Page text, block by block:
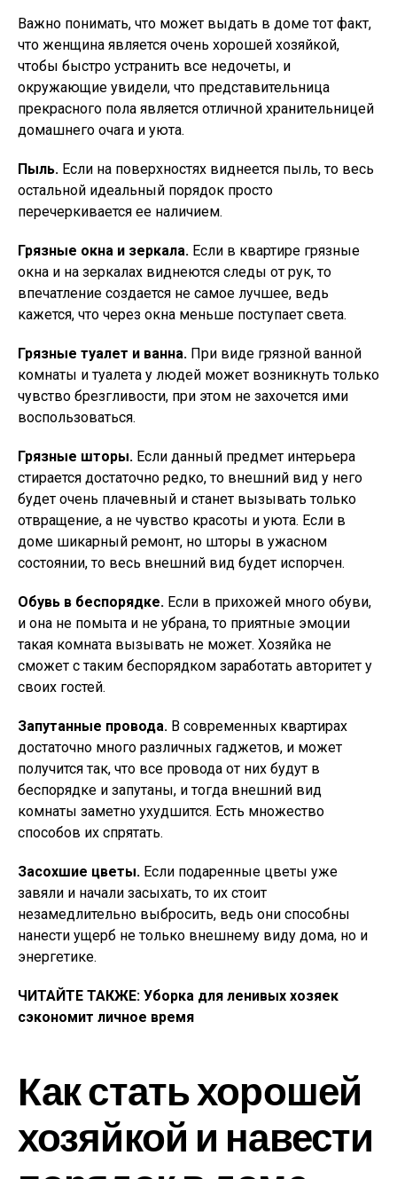
Важно понимать, что может выдать в доме тот факт,
что женщина является очень хорошей хозяйкой,
чтобы быстро устранить все недочеты, и
окружающие увидели, что представительница
прекрасного пола является отличной хранительницей
домашнего очага и уюта.
Пыль. Если на поверхностях виднеется пыль, то весь
остальной идеальный порядок просто
перечеркивается ее наличием.
Грязные окна и зеркала. Если в квартире грязные
окна и на зеркалах виднеются следы от рук, то
впечатление создается не самое лучшее, ведь
кажется, что через окна меньше поступает света.
Грязные туалет и ванна. При виде грязной ванной
комнаты и туалета у людей может возникнуть только
чувство брезгливости, при этом не захочется ими
воспользоваться.
Грязные шторы. Если данный предмет интерьера
стирается достаточно редко, то внешний вид у него
будет очень плачевный и станет вызывать только
отвращение, а не чувство красоты и уюта. Если в
доме шикарный ремонт, но шторы в ужасном
состоянии, то весь внешний вид будет испорчен.
Обувь в беспорядке. Если в прихожей много обуви,
и она не помыта и не убрана, то приятные эмоции
такая комната вызывать не может. Хозяйка не
сможет с таким беспорядком заработать авторитет у
своих гостей.
Запутанные провода. В современных квартирах
достаточно много различных гаджетов, и может
получится так, что все провода от них будут в
беспорядке и запутаны, и тогда внешний вид
комнаты заметно ухудшится. Есть множество
способов их спрятать.
Засохшие цветы. Если подаренные цветы уже
завяли и начали засыхать, то их стоит
незамедлительно выбросить, ведь они способны
нанести ущерб не только внешнему виду дома, но и
энергетике.
ЧИТАЙТЕ ТАКЖЕ: Уборка для ленивых хозяек
сэкономит личное время
Как стать хорошей
хозяйкой и навести